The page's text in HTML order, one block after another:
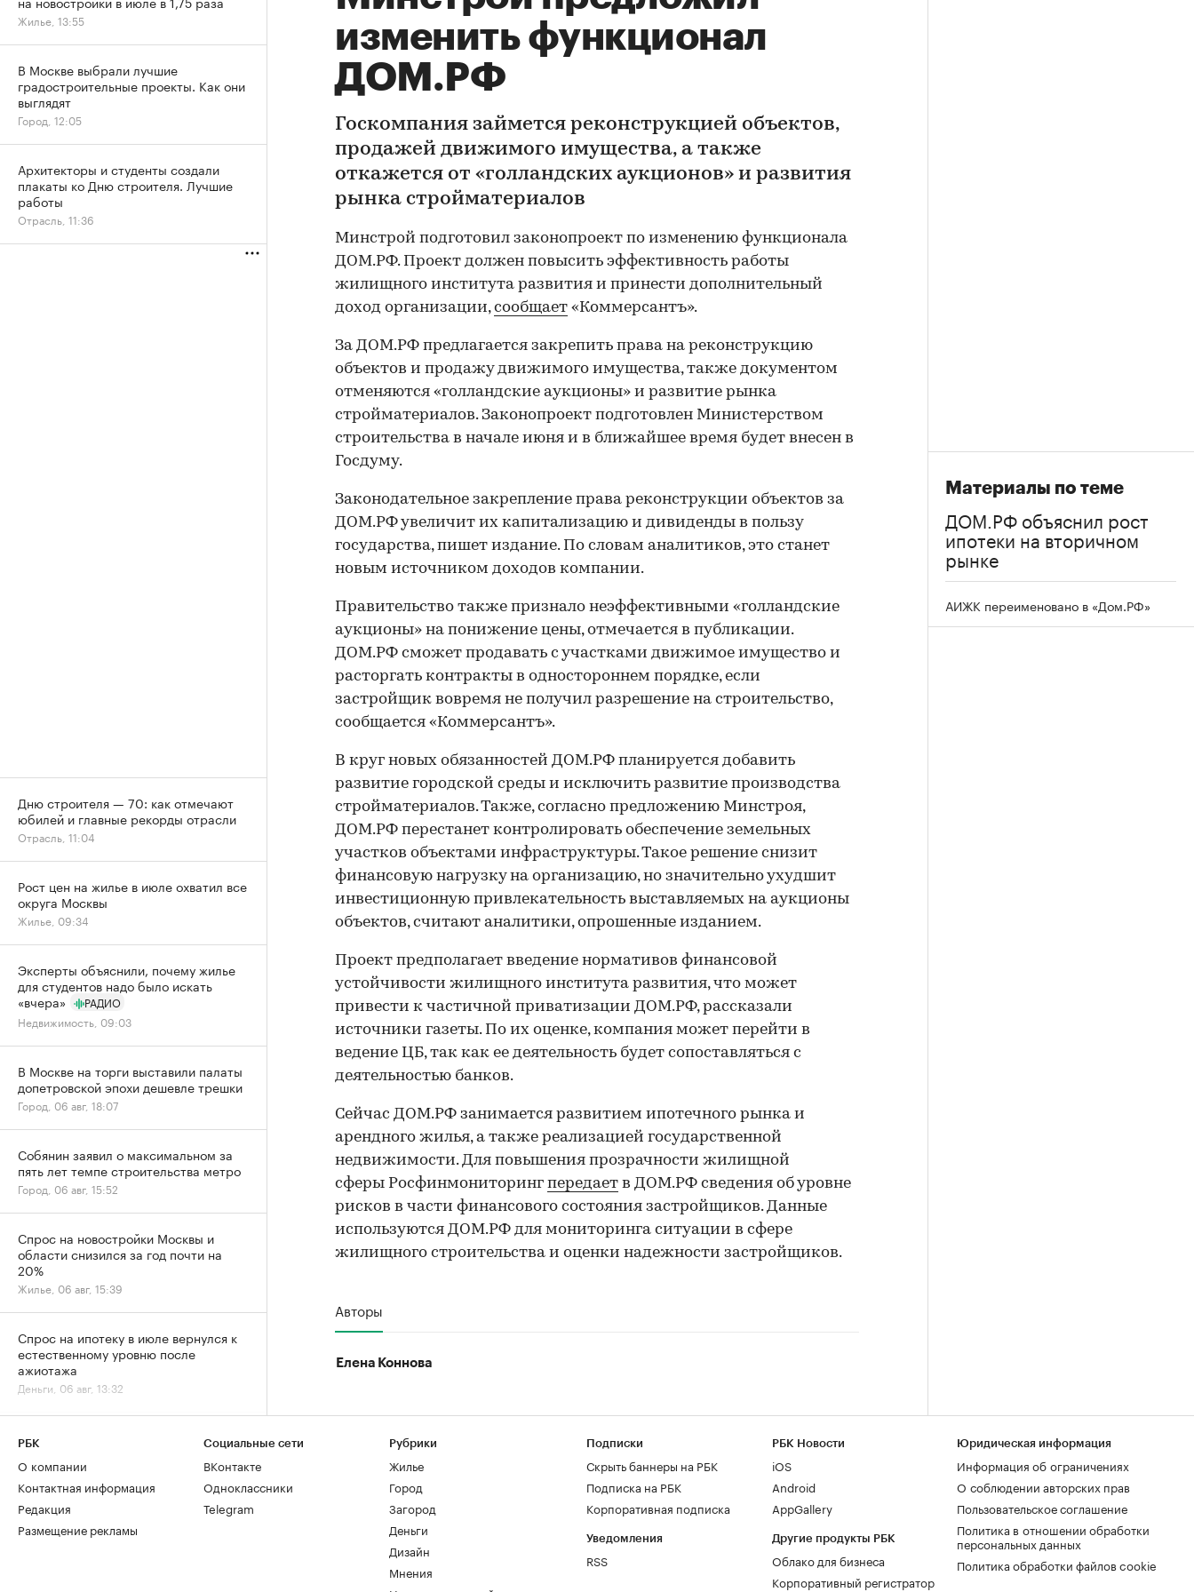
изменить функционал
ДОМ.РФ
Госкомпания займется реконструкцией объектов,
продажей движимого имущества, а также
откажется от «голландских аукционов» и развития
рынка стройматериалов
Минстрой подготовил законопроект по изменению функционала
ДОМ.РФ. Проект должен повысить эффективность работы
жилищного института развития и принести дополнительный
доход организации,сообщает «Коммерсантъ».
За ДОМ.РФ предлагается закрепить права на реконструкцию
объектов и продажу движимого имущества, также документом
отменяются «голландские аукционы» и развитие рынка
стройматериалов. Законопроект подготовлен Министерством
строительства в начале июня и в ближайшее время будет внесен в
Госдуму.
Законодательное закрепление права реконструкции объектов за
ДОМ.РФ увеличит их капитализацию и дивиденды в пользу
государства, пишет издание. По словам аналитиков, это станет
новым источником доходов компании.
Правительство также признало неэффективными «голландские
аукционы» на понижение цены, отмечается в публикации.
ДОМ.РФ сможет продавать с участками движимое имущество и
расторгать контракты в одностороннем порядке, если
застройщик вовремя не получил разрешение на строительство,
сообщается «Коммерсантъ».
В круг новых обязанностей ДОМ.РФ планируется добавить
развитие городской среды и исключить развитие производства
стройматериалов. Также, согласно предложению Минстроя,
ДОМ.РФ перестанет контролировать обеспечение земельных
участков объектами инфраструктуры. Такое решение снизит
финансовую нагрузку на организацию, но значительно ухудшит
инвестиционную привлекательность выставляемых на аукционы
объектов, считают аналитики, опрошенные изданием.
Проект предполагает введение нормативов финансовой
устойчивости жилищного института развития, что может
привести к частичной приватизации ДОМ.РФ, рассказали
источники газеты. По их оценке, компания может перейти в
ведение ЦБ, так как ее деятельность будет сопоставляться с
деятельностью банков.
Сейчас ДОМ.РФ занимается развитием ипотечного рынка и
арендного жилья, а также реализацией государственной
недвижимости. Для повышения прозрачности жилищной
сферы Росфинмониторинг передает в ДОМ.РФ сведения об уровне
рисков в части финансового состояния застройщиков. Данные
используются ДОМ.РФ для мониторинга ситуации в сфере
жилищного строительства и оценки надежности застройщиков.
Авторы
Елена Коннова
Материалы по теме
ДОМ.РФ объяснил рост
ипотеки на вторичном
рынке
АИЖК переименовано в «Дом.РФ»
Жилье, 13:55
В Москве выбрали лучшие
градостроительные проекты. Как они
выглядят
Город, 12:05
Архитекторы и студенты создали
плакаты ко Дню строителя. Лучшие
работы
Отрасль, 11:36
Дню строителя — 70: как отмечают
юбилей и главные рекорды отрасли
Отрасль, 11:04
Рост цен на жилье в июле охватил все
округа Москвы
Жилье, 09:34
Эксперты объяснили, почему жилье
для студентов надо было искать
«вчера»
РАДИО
Недвижимость, 09:03
В Москве на торги выставили палаты
допетровской эпохи дешевле трешки
Город, 06 авг, 18:07
Собянин заявил о максимальном за
пять лет темпе строительства метро
Город, 06 авг, 15:52
Спрос на новостройки Москвы и
области снизился за год почти на
20%
Жилье, 06 авг, 15:39
Спрос на ипотеку в июле вернулся к
естественному уровню после
ажиотажа
Деньги, 06 авг, 13:32
Сила воды: как река у дома стала
символом премиальной жизни в
Москве
Город, 06 авг, 13:05
За 9 лет в Москве в кадастр внесли
РБК
О компании
Контактная информация
Редакция
Размещение рекламы
Социальные сети
ВКонтакте
Одноклассники
Telegram
Рубрики
Жилье
Город
Загород
Деньги
Дизайн
Мнения
Подписки
Скрыть баннеры на РБК
Подписка на РБК
Корпоративная подписка
Уведомления
RSS
РБК Новости
iOS
Android
AppGallery
Другие продукты РБК
Облако для бизнеса
Корпоративный регистратор
Юридическая информация
Информация об ограничениях
О соблюдении авторских прав
Пользовательское соглашение
Политика в отношении обработки
персональных данных
Политика обработки файлов cookie